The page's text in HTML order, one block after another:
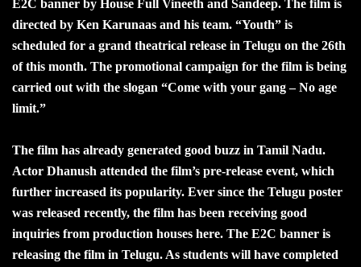
E2C banner by House Full Vineeth and Sandeep. The film is
directed by Ken Karunaas and his team. “Youth” is
scheduled for a grand theatrical release in Telugu on the 26th
of this month. The promotional campaign for the film is being
carried out with the slogan “Come with your gang – No age
limit.”
The film has already generated good buzz in Tamil Nadu.
Actor Dhanush attended the film’s pre-release event, which
further increased its popularity. Ever since the Telugu poster
was released recently, the film has been receiving good
inquiries from production houses here. The E2C banner is
releasing the film in Telugu. As students will have completed